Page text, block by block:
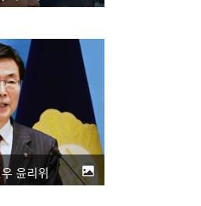
[포토] 조경태 '윤민우 윤리위원장 즉각 사퇴하고 한동훈 제명 철회해야'